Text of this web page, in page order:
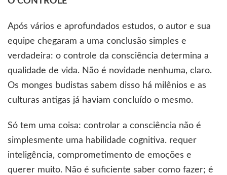
Após vários e aprofundados estudos, o autor e sua
equipe chegaram a uma conclusão simples e
verdadeira: o controle da consciência determina a
qualidade de vida. Não é novidade nenhuma, claro.
Os monges budistas sabem disso há milênios e as
culturas antigas já haviam concluído o mesmo.
Só tem uma coisa: controlar a consciência não é
simplesmente uma habilidade cognitiva. requer
inteligência, comprometimento de emoções e
querer muito. Não é suficiente saber como fazer; é